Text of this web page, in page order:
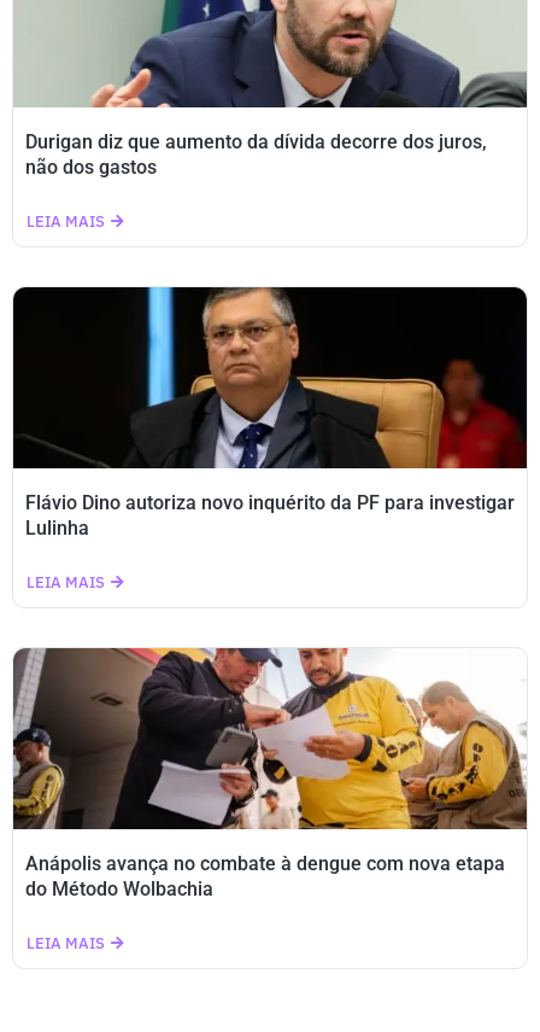
Durigan diz que aumento da dívida decorre dos juros,
não dos gastos
LEIA MAIS
Flávio Dino autoriza novo inquérito da PF para investigar
Lulinha
LEIA MAIS
Anápolis avança no combate à dengue com nova etapa
do Método Wolbachia
LEIA MAIS